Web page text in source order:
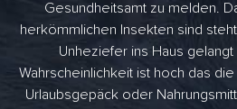
Gesundheitsamt zu melden.
herkömmlichen Insekten sind
Unheziefer ins Haus
Wahrscheinlichkeit ist hoch das
Urlaubsgepäck oder